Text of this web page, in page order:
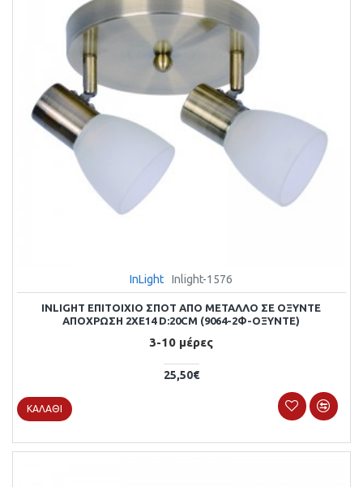
InLight Inlight-1576
INLIGHT ΕΠΙΤΟΊΧΙΟ ΣΠΟΤ ΑΠΌ ΜΈΤΑΛΛΟ ΣΕ ΟΞΥΝΤΈ
ΑΠΌΧΡΩΣΗ 2XE14 D:20CM (9064-2Φ-ΟΞΥΝΤΈ)
3-10 μέρες
25,50€
ΚΑΛΆΘΙ